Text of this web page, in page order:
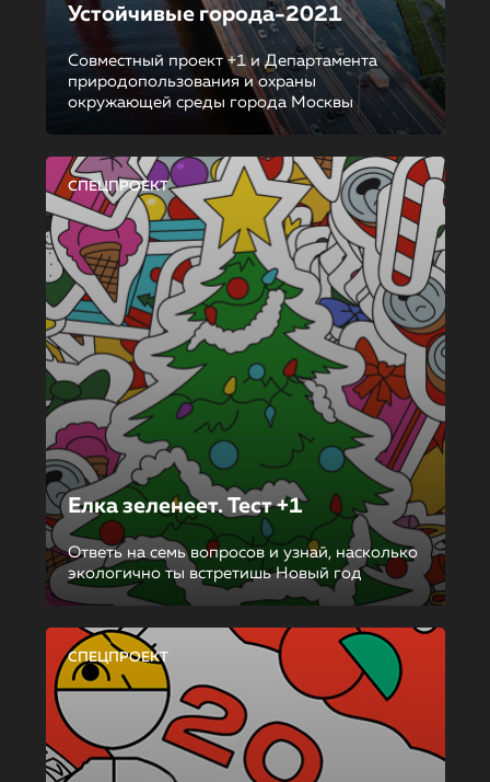
Устойчивые города-2021
Совместный проект +1 и Департамента
природопользования и охраны
окружающей среды города Москвы
СПЕЦПРОЕКТ
Елка зеленеет. Тест +1
Ответь на семь вопросов и узнай, насколько
экологично ты встретишь Новый год
СПЕЦПРОЕКТ